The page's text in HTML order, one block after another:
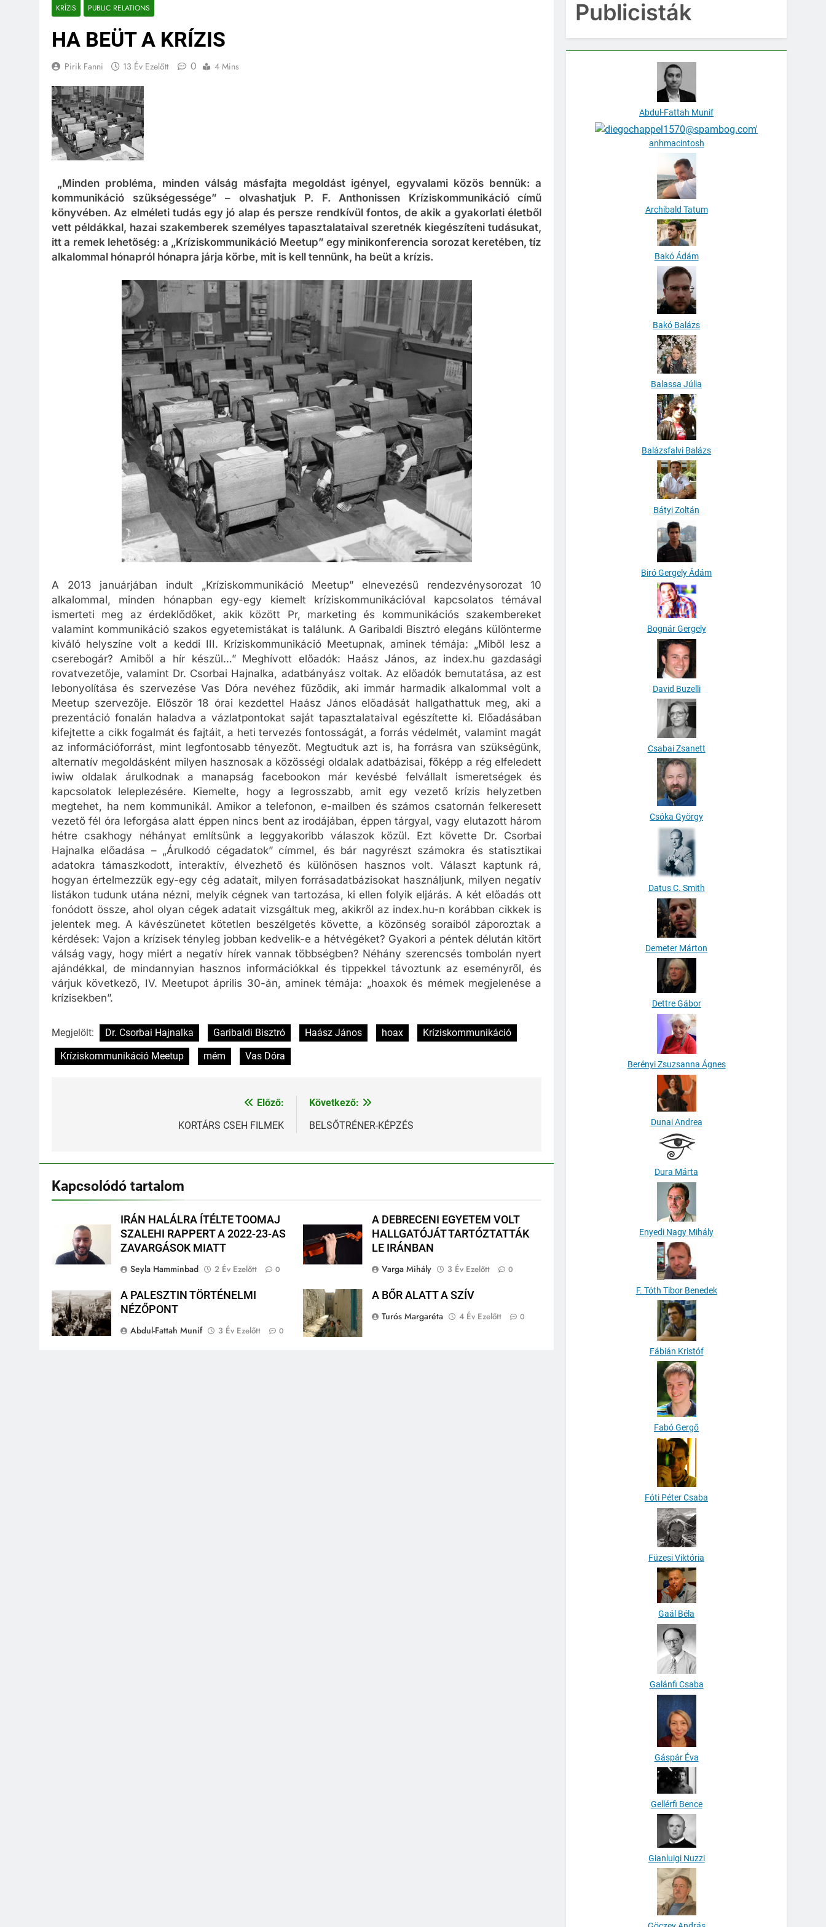
KRÍZIS PUBLIC RELATIONS
HA BEÜT A KRÍZIS
Pirik Fanni 13 Év Ezelőtt 0 4 Mins
„Minden probléma, minden válság másfajta megoldást igényel, egyvalami közös bennük: a
kommunikáció szükségessége” – olvashatjuk P. F. Anthonissen Kríziskommunikáció című
könyvében. Az elméleti tudás egy jó alap és persze rendkívül fontos, de akik a gyakorlati életből
vett példákkal, hazai szakemberek személyes tapasztalataival szeretnék kiegészíteni tudásukat,
itt a remek lehetőség: a „Kríziskommunikáció Meetup” egy minikonferencia sorozat keretében, tíz
alkalommal hónapról hónapra járja körbe, mit is kell tennünk, ha beüt a krízis.
A 2013 januárjában indult „Kríziskommunikáció Meetup” elnevezésű rendezvénysorozat 10
alkalommal, minden hónapban egy-egy kiemelt kríziskommunikációval kapcsolatos témával
ismerteti meg az érdeklődőket, akik között Pr, marketing és kommunikációs szakembereket
valamint kommunikáció szakos egyetemistákat is találunk. A Garibaldi Bisztró elegáns különterme
kiváló helyszíne volt a keddi III. Kríziskommunikáció Meetupnak, aminek témája: „Miből lesz a
cserebogár? Amiből a hír készül…” Meghívott előadók: Haász János, az index.hu gazdasági
rovatvezetője, valamint Dr. Csorbai Hajnalka, adatbányász voltak. Az előadók bemutatása, az est
lebonyolítása és szervezése Vas Dóra nevéhez fűződik, aki immár harmadik alkalommal volt a
Meetup szervezője. Először 18 órai kezdettel Haász János előadását hallgathattuk meg, aki a
prezentáció fonalán haladva a vázlatpontokat saját tapasztalataival egészítette ki. Előadásában
kifejtette a cikk fogalmát és fajtáit, a heti tervezés fontosságát, a forrás védelmét, valamint magát
az információforrást, mint legfontosabb tényezőt. Megtudtuk azt is, ha forrásra van szükségünk,
alternatív megoldásként milyen hasznosak a közösségi oldalak adatbázisai, főképp a rég elfeledett
iwiw oldalak árulkodnak a manapság facebookon már kevésbé felvállalt ismeretségek és
kapcsolatok leleplezésére. Kiemelte, hogy a legrosszabb, amit egy vezető krízis helyzetben
megtehet, ha nem kommunikál. Amikor a telefonon, e-mailben és számos csatornán felkeresett
vezető fél óra leforgása alatt éppen nincs bent az irodájában, éppen tárgyal, vagy elutazott három
hétre csakhogy néhányat említsünk a leggyakoribb válaszok közül. Ezt követte Dr. Csorbai
Hajnalka előadása – „Árulkodó cégadatok” címmel, és bár nagyrészt számokra és statisztikai
adatokra támaszkodott, interaktív, élvezhető és különösen hasznos volt. Választ kaptunk rá,
hogyan értelmezzük egy-egy cég adatait, milyen forrásadatbázisokat használjunk, milyen negatív
listákon tudunk utána nézni, melyik cégnek van tartozása, ki ellen folyik eljárás. A két előadás ott
fonódott össze, ahol olyan cégek adatait vizsgáltuk meg, akikről az index.hu-n korábban cikkek is
jelentek meg. A kávészünetet kötetlen beszélgetés követte, a közönség soraiból záporoztak a
kérdések: Vajon a krízisek tényleg jobban kedvelik-e a hétvégéket? Gyakori a péntek délután kitört
válság vagy, hogy miért a negatív hírek vannak többségben? Néhány szerencsés tombolán nyert
ajándékkal, de mindannyian hasznos információkkal és tippekkel távoztunk az eseményről, és
várjuk következő, IV. Meetupot április 30-án, aminek témája: „hoaxok és mémek megjelenése a
krízisekben”.
Megjelölt: Dr. Csorbai Hajnalka Garibaldi Bisztró Haász János hoax
Kríziskommunikáció
Kríziskommunikáció Meetup
mém Vas Dóra
Előző:
KORTÁRS CSEH FILMEK
Következő:
BELSŐTRÉNER-KÉPZÉS
Kapcsolódó tartalom
IRÁN HALÁLRA ÍTÉLTE TOOMAJ
SZALEHI RAPPERT A 2022-23-AS
ZAVARGÁSOK MIATT
Seyla Hamminbad
2 Év Ezelőtt 0
A DEBRECENI EGYETEM VOLT
HALLGATÓJÁT TARTÓZTATTÁK
LE IRÁNBAN
Varga Mihály
3 Év Ezelőtt 0
A PALESZTIN TÖRTÉNELMI
NÉZŐPONT
Abdul-Fattah Munif
3 Év Ezelőtt 0
A BŐR ALATT A SZÍV
Turós Margaréta
4 Év Ezelőtt 0
Publicisták
Abdul-Fattah Munif
anhmacintosh
Archibald Tatum
Bakó Ádám
Bakó Balázs
Balassa Júlia
Balázsfalvi Balázs
Bátyi Zoltán
Biró Gergely Ádám
Bognár Gergely
David Buzelli
Csabai Zsanett
Csóka György
Datus C. Smith
Demeter Márton
Dettre Gábor
Berényi Zsuzsanna Ágnes
Dunai Andrea
Dura Márta
Enyedi Nagy Mihály
F. Tóth Tibor Benedek
Fábián Kristóf
Fabó Gergő
Fóti Péter Csaba
Füzesi Viktória
Gaál Béla
Galánfi Csaba
Gáspár Éva
Gellérfi Bence
Gianluigi Nuzzi